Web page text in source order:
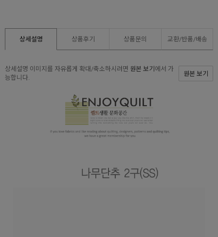
상세설명 상품후기 상품문의 교환/반품/배송
상세설명 이미지를 자유롭게 확대/축소하시려면 원본 보기 에서 가
능합니다.
원본 보기